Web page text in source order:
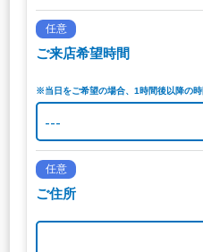
任意
ご来店希望時間
※当日をご希望の場合、1時間後以降の時
任意
ご住所